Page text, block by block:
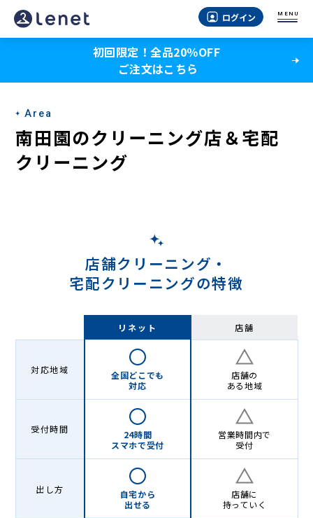
南
田
の
宅
配
ク
Lenet〈リ
ログイン MENU
初回限定！全品20％OFF
ご注文はこちら
Area
南田園のクリーニング店＆宅配
クリーニング
店舗クリーニング・
宅配クリーニングの特徴
リネット 店舗
対応地域
全国どこでも
対応
店舗の
ある地域
受付時間
24時間
スマホで受付
営業時間内で
受付
出し方
自宅から
出せる
店舗に
持っていく